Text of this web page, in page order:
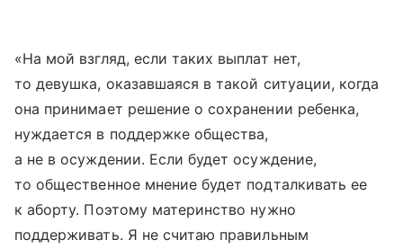
«На мой взгляд, если таких выплат нет,
то девушка, оказавшаяся в такой ситуации, когда
она принимает решение о сохранении ребенка,
нуждается в поддержке общества,
а не в осуждении. Если будет осуждение,
то общественное мнение будет подталкивать ее
к аборту. Поэтому материнство нужно
поддерживать. Я не считаю правильным